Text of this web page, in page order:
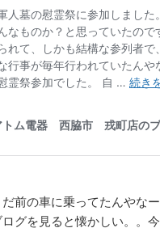
前の車に乗ってたんやな
グを見ると懐かしい。。